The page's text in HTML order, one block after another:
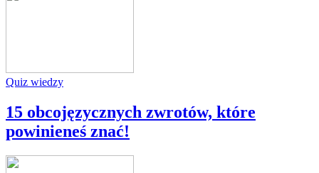
Quiz wiedzy
15 obcojęzycznych zwrotów, które
powinieneś znać!